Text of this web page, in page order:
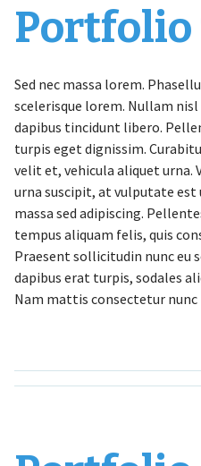
Portfolio
Sed nec massa lorem.
scelerisque lorem. Nullam
dapibus tincidunt libero.
turpis eget dignissim.
velit et, vehicula aliquet urna.
urna suscipit, at vulputate
massa sed adipiscing.
tempus aliquam felis, quis
Praesent sollicitudin nunc eu
dapibus erat turpis, sodales
Nam mattis consectetur nunc